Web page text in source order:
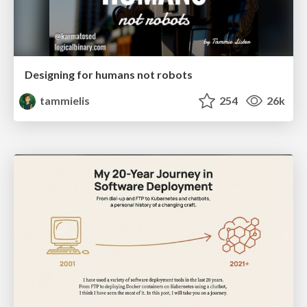
Designing for humans not robots
tammielis
254 26k